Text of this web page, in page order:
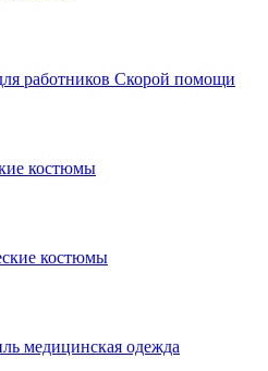
работников Скорой помощи
костюмы
костюмы
медицинская одежда